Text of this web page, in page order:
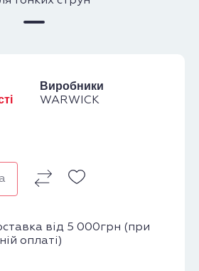
Виробники
WARWICK
від 5 000грн (при
оплаті)